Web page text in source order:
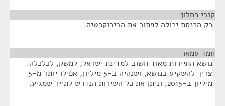
קובי כחלון
רק הכנסת יכולה לפתור את הבירוקרטיה.
חמד עמאר
נושא התיירות מאוד חשוב למדינת ישראל, למשק, לכלכלה.
צריך להשקיע בנושא, ושנהיה ב-5 מיליון, אפילו יותר מ-5
מיליון ב-2015, וניתן את כל השירות הנדרש לתייר שמגיע.